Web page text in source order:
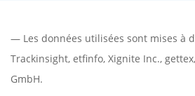
— Les données utilisées sont mises à
Trackinsight, etfinfo, Xignite Inc., gettex,
GmbH.